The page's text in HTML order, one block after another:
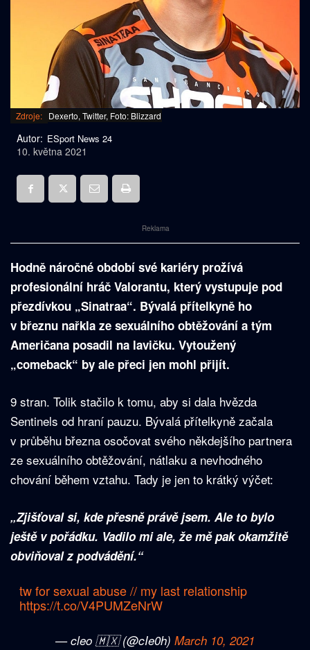
Zdroje: Dexerto, Twitter, Foto: Blizzard
Autor: ESport News 24
10. května 2021
Reklama
Hodně náročné období své kariéry prožívá
profesionální hráč Valorantu, který vystupuje pod
přezdívkou „Sinatraa“. Bývalá přítelkyně ho
v březnu nařkla ze sexuálního obtěžování a tým
Američana posadil na lavičku. Vytoužený
„comeback“ by ale přeci jen mohl přijít.
9 stran. Tolik stačilo k tomu, aby si dala hvězda
Sentinels od hraní pauzu. Bývalá přítelkyně začala
v průběhu března osočovat svého někdejšího partnera
ze sexuálního obtěžování, nátlaku a nevhodného
chování během vztahu. Tady je jen to krátký výčet:
„Zjišťoval si, kde přesně právě jsem. Ale to bylo
ještě v pořádku. Vadilo mi ale, že mě pak okamžitě
obviňoval z podvádění.“
tw for sexual abuse // my last relationship
https://t.co/V4PUMZeNrW
— cleo 🇲🇽 (@cIe0h) March 10, 2021